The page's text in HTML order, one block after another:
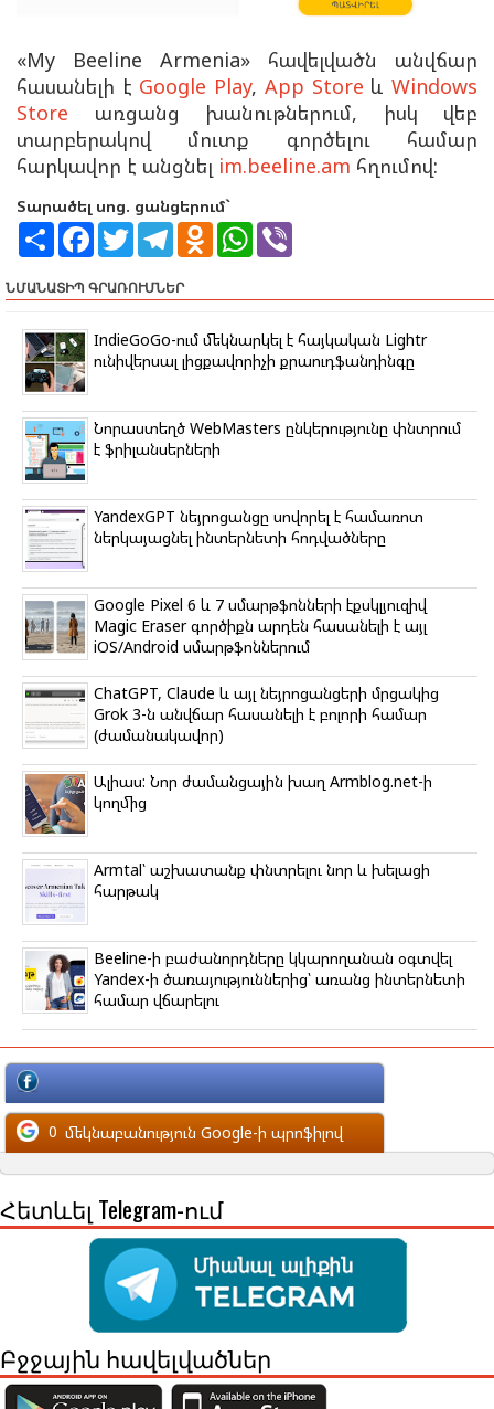
«My Beeline Armenia» հավելվածն անվճար
հասանելի է Google Play, App Store ևWindows
Store առցանց խանութներում, իսկ վեբ
տարբերակով մուտք գործելու համար
հարկավոր է անցնել im.beeline.am հղումով:
Տարածել սոց. ցանցերում`
S
r
e
F
e
b
o
k
T
t
t
r
T
e
g
a
m
O
k
a
s
s
i
k
i
W
s
p
p
r
ՆՄԱՆԱՏԻՊ ԳՐԱՌՈՒՄՆԵՐ
IndieGoGo-ում մեկնարկել է հայկական Lightr
ունիվերսալ լիցքավորիչի քրաուդֆանդինգը
Նորաստեղծ WebMasters ընկերությունը փնտրում
է ֆրիլանսերների
YandexGPT նեյրոցանցը սովորել է համառոտ
ներկայացնել ինտերնետի հոդվածները
Google Pixel 6 և 7 սմարթֆոնների էքսկլյուզիվ
Magic Eraser գործիքն արդեն հասանելի է այլ
iOS/Android սմարթֆոններում
ChatGPT, Claude և այլ նեյրոցանցերի մրցակից
Grok 3-ն անվճար հասանելի է բոլորի համար
(ժամանակավոր)
Ալիաս: Նոր ժամանցային խաղ Armblog.net-ի
կողմից
Armtal՝ աշխատանք փնտրելու նոր և խելացի
հարթակ
Beeline-ի բաժանորդները կկարողանան օգտվել
Yandex-ի ծառայություններից՝ առանց ինտերնետի
համար վճարելու
մեկնաբանություն Facebook-ի պրոֆիլով
0 մեկնաբանություն Google-ի պրոֆիլով
Հետևել Telegram-ում
Բջջային հավելվածներ